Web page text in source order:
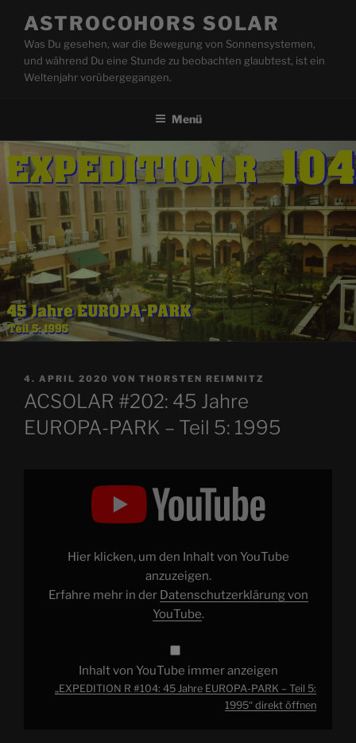
Inhalt
springen
ASTROCOHORS SOLAR
Was Du gesehen, war die Bewegung von Sonnensystemen,
und während Du eine Stunde zu beobachten glaubtest, ist ein
Weltenjahr vorübergegangen.
Menü
VERÖFFENTLICHT
AM
4. APRIL 2020 VON THORSTEN REIMNITZ
ACSOLAR #202: 45 Jahre
EUROPA-PARK – Teil 5: 1995
Hier klicken, um den Inhalt von YouTube
anzuzeigen.
Erfahre mehr in der Datenschutzerklärung von
YouTube.
Inhalt von YouTube immer anzeigen
„EXPEDITION R #104: 45 Jahre EUROPA-PARK – Teil 5:
1995“ direkt öffnen